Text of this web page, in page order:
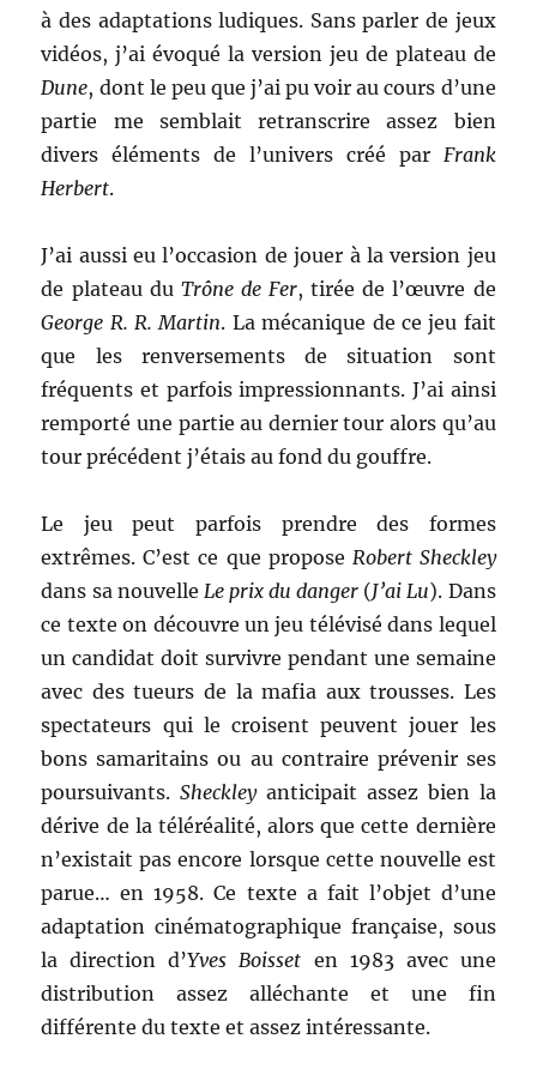
à des adaptations ludiques. Sans parler de jeux
vidéos, j’ai évoqué la version jeu de plateau de
Dune, dont le peu que j’ai pu voir au cours d’une
partie me semblait retranscrire assez bien
divers éléments de l’univers créé par Frank
Herbert.
J’ai aussi eu l’occasion de jouer à la version jeu
de plateau du Trône de Fer, tirée de l’œuvre de
George R. R. Martin. La mécanique de ce jeu fait
que les renversements de situation sont
fréquents et parfois impressionnants. J’ai ainsi
remporté une partie au dernier tour alors qu’au
tour précédent j’étais au fond du gouffre.
Le jeu peut parfois prendre des formes
extrêmes. C’est ce que propose Robert Sheckley
dans sa nouvelle Le prix du danger (J’ai Lu). Dans
ce texte on découvre un jeu télévisé dans lequel
un candidat doit survivre pendant une semaine
avec des tueurs de la mafia aux trousses. Les
spectateurs qui le croisent peuvent jouer les
bons samaritains ou au contraire prévenir ses
poursuivants.Sheckleyanticipait assez bien la
dérive de la téléréalité, alors que cette dernière
n’existait pas encore lorsque cette nouvelle est
parue… en 1958. Ce texte a fait l’objet d’une
adaptation cinématographique française, sous
la direction d’Yves Boisset en 1983 avec une
distribution assez alléchante et une fin
différente du texte et assez intéressante.